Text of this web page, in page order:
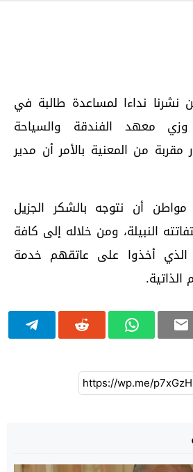
نشرنا نداءا لمساعدة طالبة في
معهد الفندقة والسياحة
مقربة من المعنية بالأمر أن مدير
أن نتوجه بالشكر الجزيل
النبيلة، ومن خلاله إلى كافة
الذي أخذوا على عاتقهم خدمة